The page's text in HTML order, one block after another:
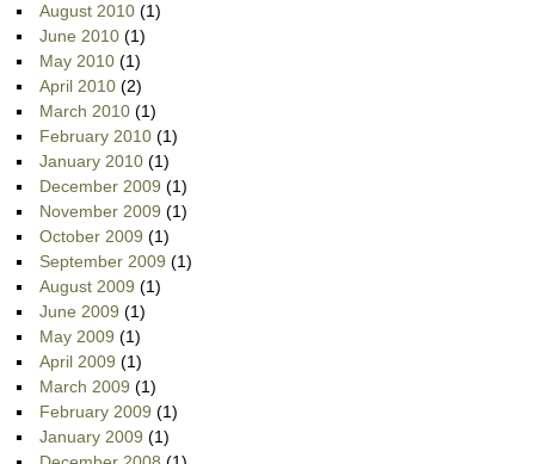
August 2010 (1)
June 2010 (1)
May 2010 (1)
April 2010 (2)
March 2010 (1)
February 2010 (1)
January 2010 (1)
December 2009 (1)
November 2009 (1)
October 2009 (1)
September 2009 (1)
August 2009 (1)
June 2009 (1)
May 2009 (1)
April 2009 (1)
March 2009 (1)
February 2009 (1)
January 2009 (1)